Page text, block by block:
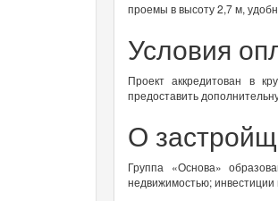
проемы в высоту 2,7 м,
Условия
Проект аккредитован в
предоставить
О
Группа «Основа»
недвижимостью;